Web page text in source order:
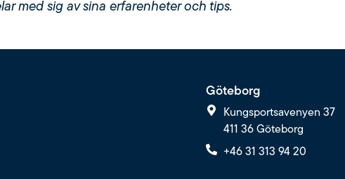
med sig av sina erfarenheter och tips.
Göteborg
Kungsportsavenyen 37
411 36 Göteborg
+46 31 313 94 20